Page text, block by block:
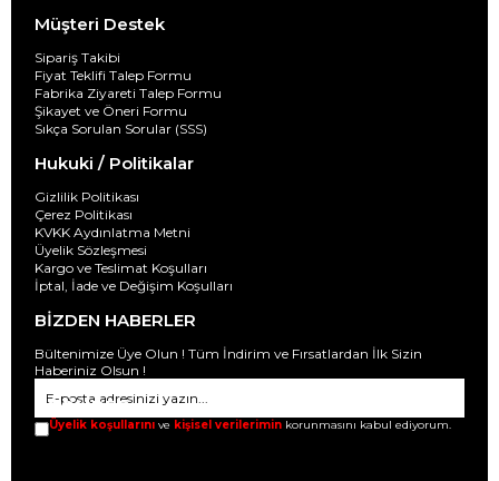
Müşteri Destek
Sipariş Takibi
Fiyat Teklifi Talep Formu
Fabrika Ziyareti Talep Formu
Şikayet ve Öneri Formu
Sıkça Sorulan Sorular (SSS)
Hukuki / Politikalar
Gizlilik Politikası
Çerez Politikası
KVKK Aydınlatma Metni
Üyelik Sözleşmesi
Kargo ve Teslimat Koşulları
İptal, İade ve Değişim Koşulları
BİZDEN HABERLER
Bültenimize Üye Olun ! Tüm İndirim ve Fırsatlardan İlk Sizin
Haberiniz Olsun !
GÖNDER
Üyelik koşullarını ve kişisel verilerimin korunmasını kabul ediyorum.